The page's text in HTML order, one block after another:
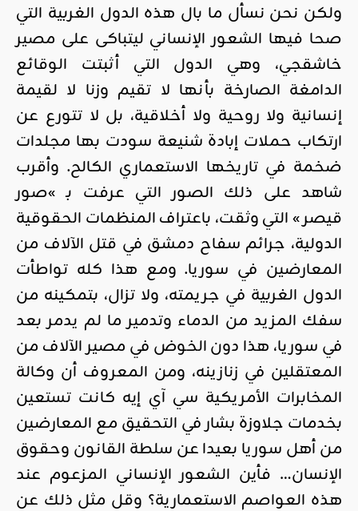
ولكن نحن نسأل ما بال هذه الدول الغربية التي
صحا فيها الشعور الإنساني ليتباكى على مصير
خاشقجي، وهي الدول التي أثبتت الوقائع
الدامغة الصارخة بأنها لا تقيم وزنا لا لقيمة
إنسانية ولا روحية ولا أخلاقية، بل لا تتورع عن
ارتكاب حملات إبادة شنيعة سودت بها مجلدات
ضخمة في تاريخها الاستعماري الكالح. وأقرب
شاهد على ذلك الصور التي عرفت بـ »صور
قيصر » التي وثقت، باعتراف المنظمات الحقوقية
الدولية، جرائم سفاح دمشق في قتل الآلاف من
المعارضين في سوريا. ومع هذا كله تواطأت
الدول الغربية في جريمته، ولا تزال، بتمكينه من
سفك المزيد من الدماء وتدمير ما لم يدمر بعد
في سوريا، هذا دون الخوض في مصير الآلاف من
المعتقلين في زنازينه، ومن المعروف أن وكالة
المخابرات الأمريكية سي آي إيه كانت تستعين
بخدمات جلاوزة بشار في التحقيق مع المعارضين
من أهل سوريا بعيدا عن سلطة القانون وحقوق
الإنسان… فأين الشعور الإنساني المزعوم عند
هذه العواصم الاستعمارية؟ وقل مثل ذلك عن